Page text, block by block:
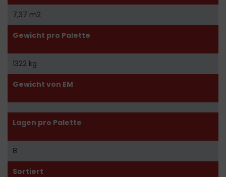
7,37 m2
Gewicht pro Palette
1322 kg
Gewicht von EM
Lagen pro Palette
8
Sortiert